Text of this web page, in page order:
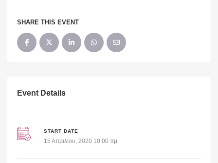
SHARE THIS EVENT
Event Details
START DATE
15 Απριλίου, 2020 10:00 πμ